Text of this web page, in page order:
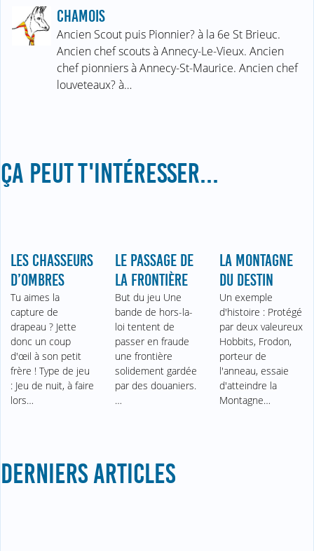
CHAMOIS
Ancien Scout puis Pionnier? à la 6e St Brieuc.
Ancien chef scouts à Annecy-Le-Vieux. Ancien
chef pionniers à Annecy-St-Maurice. Ancien chef
louveteaux? à…
ÇA PEUT T'INTÉRESSER...
LES CHASSEURS
D’OMBRES
Tu aimes la
capture de
drapeau ? Jette
donc un coup
d'œil à son petit
frère ! Type de jeu
: Jeu de nuit, à faire
lors…
LE PASSAGE DE
LA FRONTIÈRE
But du jeu Une
bande de hors-la-
loi tentent de
passer en fraude
une frontière
solidement gardée
par des douaniers.
…
LA MONTAGNE
DU DESTIN
Un exemple
d'histoire : Protégé
par deux valeureux
Hobbits, Frodon,
porteur de
l'anneau, essaie
d'atteindre la
Montagne…
DERNIERS ARTICLES